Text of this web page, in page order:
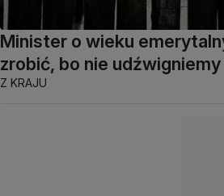
Minister o wieku
zrobić, bo nie
Z KRAJU